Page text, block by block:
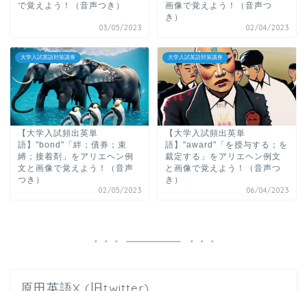
で覚えよう！（音声つき）
03/05/2023
画像で覚えよう！（音声つ
き）
02/04/2023
大学入試英語対策講座
【大学入試頻出英単
語】"bond"「絆；債券；束
縛；接着剤」をアリエヘン例
文と画像で覚えよう！（音声
つき）
02/05/2023
大学入試英語対策講座
【大学入試頻出英単
語】"award"「を授与する；を
裁定する」をアリエヘン例文
と画像で覚えよう！（音声つ
き）
06/04/2023
原田英語X (旧twitter)